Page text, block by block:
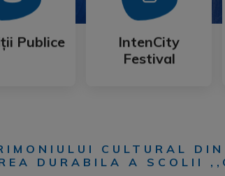
Publice
Publice
IntenCity
Festival
IntenCity
Festival
CULTURAL
DURABILA A SCOLII